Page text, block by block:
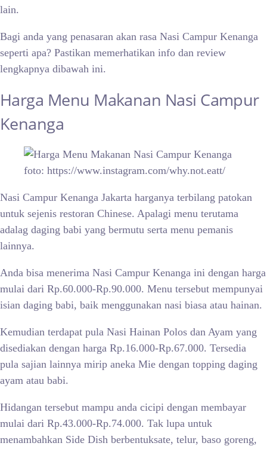
lain.
Bagi anda yang penasaran akan rasa Nasi Campur Kenanga
seperti apa? Pastikan memerhatikan info dan review
lengkapnya dibawah ini.
Harga Menu Makanan Nasi Campur
Kenanga
foto: https://www.instagram.com/why.not.eatt/
Nasi Campur Kenanga Jakarta harganya terbilang patokan
untuk sejenis restoran Chinese. Apalagi menu terutama
adalag daging babi yang bermutu serta menu pemanis
lainnya.
Anda bisa menerima Nasi Campur Kenanga ini dengan harga
mulai dari Rp.60.000-Rp.90.000. Menu tersebut mempunyai
isian daging babi, baik menggunakan nasi biasa atau hainan.
Kemudian terdapat pula Nasi Hainan Polos dan Ayam yang
disediakan dengan harga Rp.16.000-Rp.67.000. Tersedia
pula sajian lainnya mirip aneka Mie dengan topping daging
ayam atau babi.
Hidangan tersebut mampu anda cicipi dengan membayar
mulai dari Rp.43.000-Rp.74.000. Tak lupa untuk
menambahkan Side Dish berbentuksate, telur, baso goreng,